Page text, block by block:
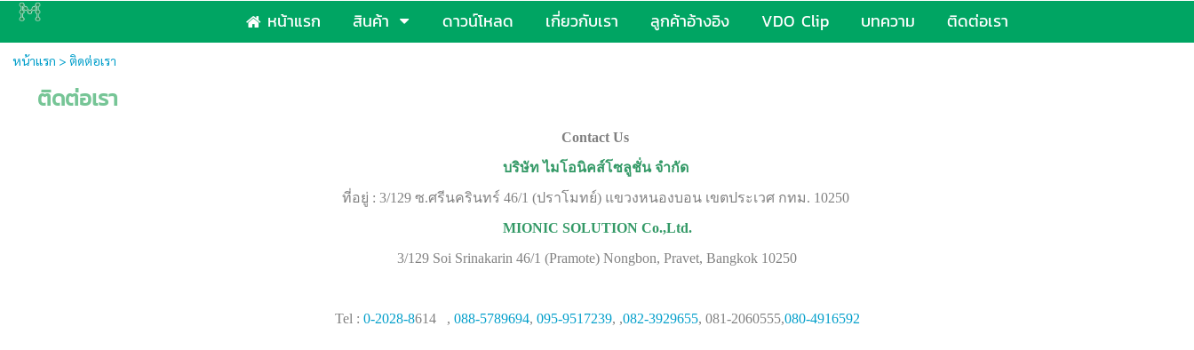
หน้าแรก สินค้า ดาวน์โหลด เกี่ยวกับเรา ลูกค้าอ้างอิง VDO Clip บทความ ติดต่อเรา
หน้าแรก > ติดต่อเรา
ติดต่อเรา
Contact Us
บริษัท ไมโอนิคส์โซลูชั่น จำกัด
ที่อยู่ : 3/129 ซ.ศรีนครินทร์ 46/1 (ปราโมทย์) แขวงหนองบอน เขตประเวศ กทม. 10250
MIONIC SOLUTION Co.,Ltd.
3/129 Soi Srinakarin 46/1 (Pramote) Nongbon, Pravet, Bangkok 10250
Tel : 0-2028-8614 , 088-5789694, 095-9517239, ,082-3929655, 081-2060555,080-4916592